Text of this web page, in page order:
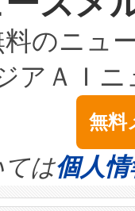
）であ
6,000万
は、フェ
SLA）違
よるダウ
ンターが
a
for AI
battery
検出
を搭載。
すること
では、
き、これ
のニュ
アＡＩ
無料
は個人